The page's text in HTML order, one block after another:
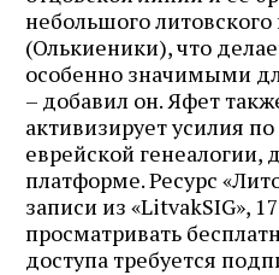
небольшого
(Олькиеники), что
особенно значимыми
– добавил он. Яфет
активизирует усилия
еврейской генеалогии,
платформе. Ресурс
записи из «LitvakSIG»,
просматривать
доступа требуется